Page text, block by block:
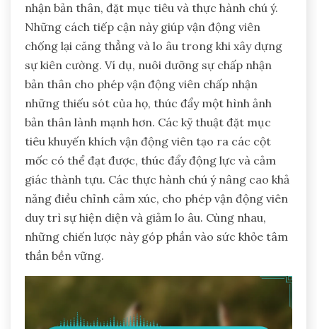
nhận bản thân, đặt mục tiêu và thực hành chú ý.
Những cách tiếp cận này giúp vận động viên
chống lại căng thẳng và lo âu trong khi xây dựng
sự kiên cường. Ví dụ, nuôi dưỡng sự chấp nhận
bản thân cho phép vận động viên chấp nhận
những thiếu sót của họ, thúc đẩy một hình ảnh
bản thân lành mạnh hơn. Các kỹ thuật đặt mục
tiêu khuyến khích vận động viên tạo ra các cột
mốc có thể đạt được, thúc đẩy động lực và cảm
giác thành tựu. Các thực hành chú ý nâng cao khả
năng điều chỉnh cảm xúc, cho phép vận động viên
duy trì sự hiện diện và giảm lo âu. Cùng nhau,
những chiến lược này góp phần vào sức khỏe tâm
thần bền vững.